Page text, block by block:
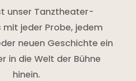
unser Tanztheater-
mit jeder Probe, jedem
neuen Geschichte ein
in die Welt der Bühne
hinein.